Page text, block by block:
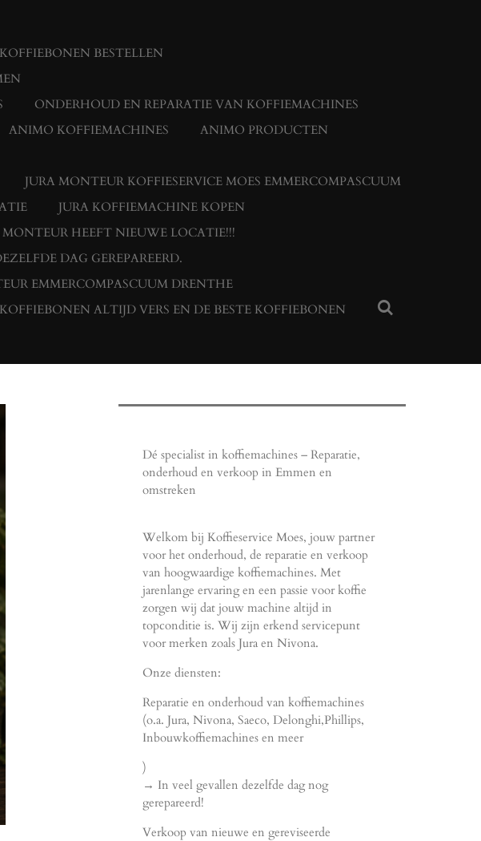
KOFFIEBONEN BESTELLEN
ONDERHOUD EN REPARATIE VAN KOFFIEMACHINES
ANIMO KOFFIEMACHINES
ANIMO PRODUCTEN
JURA MONTEUR KOFFIESERVICE MOES EMMERCOMPASCUUM
JURA KOFFIEMACHINE KOPEN
HEEFT NIEUWE LOCATIE!!!
DAG GEREPAREERD.
EMMERCOMPASCUUM DRENTHE
KOFFIEBONEN ALTIJD VERS EN DE BESTE KOFFIEBONEN
Dé specialist in koffiemachines – Reparatie,
onderhoud en verkoop in Emmen en
omstreken
Welkom bij Koffieservice Moes, jouw partner
voor het onderhoud, de reparatie en verkoop
van hoogwaardige koffiemachines. Met
jarenlange ervaring en een passie voor koffie
zorgen wij dat jouw machine altijd in
topconditie is. Wij zijn erkend servicepunt
voor merken zoals Jura en Nivona.
Onze diensten:
Reparatie en onderhoud van koffiemachines
(o.a. Jura, Nivona, Saeco, Delonghi,Phillips,
Inbouwkoffiemachines en meer
)
→ In veel gevallen dezelfde dag nog
gerepareerd!
Verkoop van nieuwe en gereviseerde